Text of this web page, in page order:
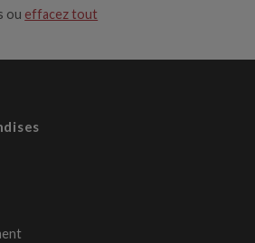
ou effacez tout